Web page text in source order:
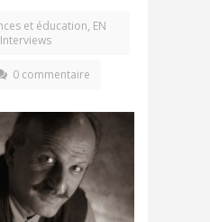
et éducation, EN
Interviews
0 commentaire